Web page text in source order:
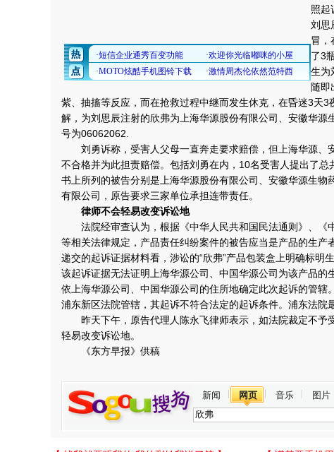
照起
刘思
冒，
了3
生为
随即
紫、抽搐等反应，而在抢救过程中继而发生休克，在昏迷3天3
解，为刘思辰注射的欣弗为上海华源股份有限公司、安徽华源
号为06062062.
刘勇诉称，受害人父母一直奔走要求赔偿，但上海华源、
不合格并为此担责赔偿。包括刘勇在内，10名受害人提出了总
书上所列的被告分别是上海华源股份有限公司、安徽华源生物
有限公司，原告要求三家单位承担连带责任。
律师不会轻易改变诉讼地
法院经审查认为，根据《中华人民共和国民法通则》、《中
等相关法律规定，产品责任纠纷案件的被告应当是产品的生产
递交的起诉证据材料看，涉讼的“欣弗”产品包装盒上明确标明
该起诉证据无法证明上海华源公司、中国华源公司为该产品的
依上海华源公司、中国华源公司的住所地确定此次起诉的管辖
浦东新区法院管辖，其起诉不符合法定的起诉条件。浦东法院
昨天下午，原告代理人陈永飞律师表示，如法院裁定不予
轻易改变诉讼地。
《东方早报》供稿
新闻 网页 音乐 图片